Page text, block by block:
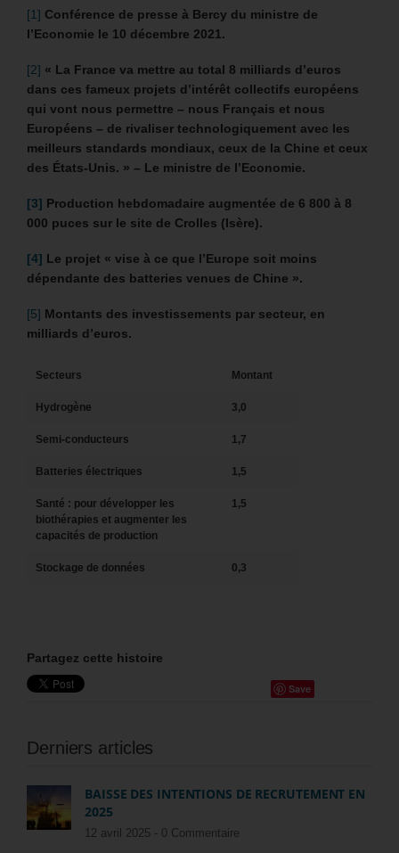
[1] Conférence de presse à Bercy du ministre de
l’Economie le 10 décembre 2021.
[2] « La France va mettre au total 8 milliards d’euros
dans ces fameux projets d’intérêt collectifs européens
qui vont nous permettre – nous Français et nous
Européens – de rivaliser technologiquement avec les
meilleurs standards mondiaux, ceux de la Chine et ceux
des États-Unis. » – Le ministre de l’Economie.
[3] Production hebdomadaire augmentée de 6 800 à 8
000 puces sur le site de Crolles (Isère).
[4] Le projet « vise à ce que l’Europe soit moins
dépendante des batteries venues de Chine ».
[5] Montants des investissements par secteur, en
milliards d’euros.
Secteurs Montant
Hydrogène 3,0
Semi-conducteurs 1,7
Batteries électriques 1,5
Santé : pour développer les
biothérapies et augmenter les
capacités de production
1,5
Stockage de données 0,3
Partagez cette histoire
Save
Derniers articles
BAISSE DES INTENTIONS DE RECRUTEMENT EN
2025
12 avril 2025 - 0 Commentaire